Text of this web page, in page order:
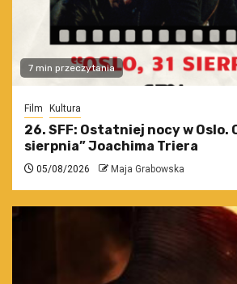
7 min przeczytania
Film Kultura
26. SFF: Ostatniej nocy w Oslo.
sierpnia” Joachima Triera
05/08/2026 Maja Grabowska